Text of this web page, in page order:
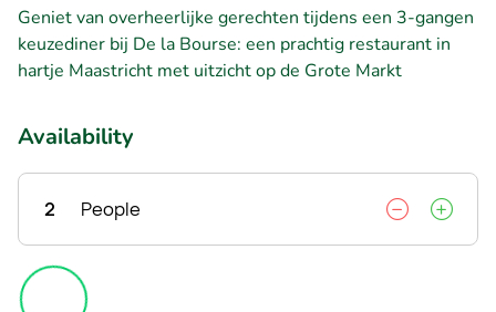
Geniet van overheerlijke gerechten tijdens een 3-gangen
keuzediner bij De la Bourse: een prachtig restaurant in
hartje Maastricht met uitzicht op de Grote Markt
Availability
2 People